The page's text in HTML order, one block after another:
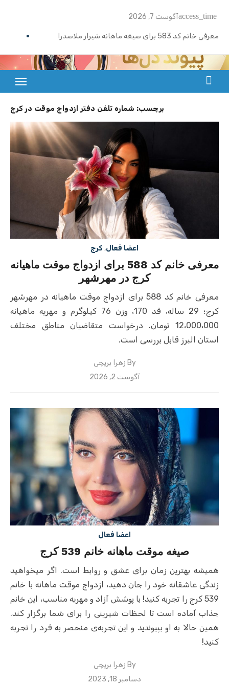
content
access_timeآگوست 7, 2026
معرفی خانم کد 583 برای صیغه ماهانه شیراز ملاصدرا
ازدواج موقت ماهیانه تبریز | خانم کد 592
ازدواج موقت ماهیانه رامسر | خانم کد 591
ازدواج موقت ماهیانه اصفهان | معرفی خانم کد 589
معرفی خانم کد 584 برای صیغه ماهانه زنجان و ازدواج موقت
بزرگترین سایت صیغه یابی از سراسر ایران
برچسب: شماره تلفن دفتر ازدواج موقت در کرج
اعضا فعال, کرج
معرفی خانم کد 588 برای ازدواج موقت ماهیانه
کرج در مهرشهر
معرفی خانم کد 588 برای ازدواج موقت ماهیانه در مهرشهر
کرج؛ 29 ساله، قد 170، وزن 76 کیلوگرم و مهریه ماهیانه
12،000،000 تومان. درخواست متقاضیان مناطق مختلف
استان البرز قابل بررسی است.
By زهرا بریچی
Posted
آگوست 2, 2026
اعضا فعال
صیغه موقت ماهانه خانم 539 کرج
همیشه بهترین زمان برای عشق و روابط است. اگر میخواهید
زندگی عاشقانه خود را جان دهید، ازدواج موقت ماهانه با خانم
539 کرج را تجربه کنید! با پوشش آزاد و مهریه مناسب، این خانم
جذاب آماده است تا لحظات شیرینی را برای شما برگزار کند.
همین حالا به او بپیوندید و این تجربه‌ی منحصر به فرد را تجربه
کنید!
By زهرا بریچی
Posted
دسامبر 18, 2023